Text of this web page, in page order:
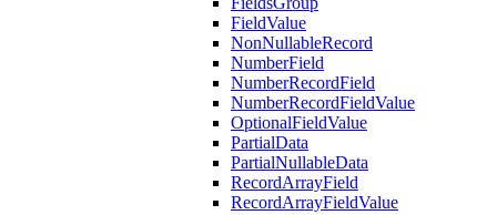
FieldValue
NonNullableRecord
NumberField
NumberRecordField
NumberRecordFieldValue
OptionalFieldValue
PartialData
PartialNullableData
RecordArrayField
RecordArrayFieldValue